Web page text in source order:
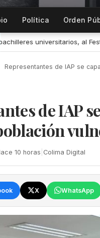
Política Orden
de Teatro Universitario de
Representantes de IAP se
de IAP
10 horas Colima Digital
X WhatsApp